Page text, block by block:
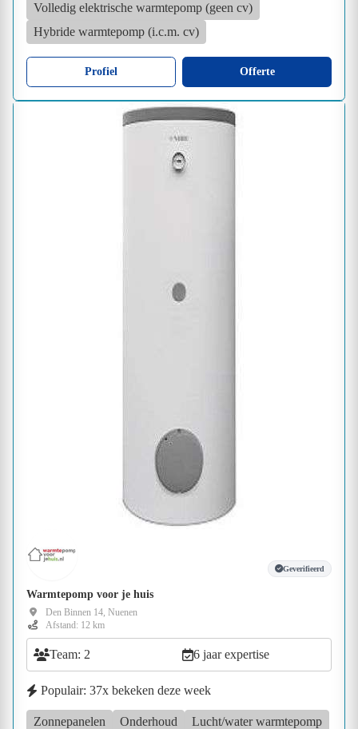
Volledig elektrische warmtepomp (geen cv)
Hybride warmtepomp (i.c.m. cv)
Profiel Offerte
Geverifieerd
Warmtepomp voor je huis
Den Binnen 14, Nuenen
Afstand: 12 km
Team: 2 6 jaar expertise
Populair: 37x bekeken deze week
Zonnepanelen Onderhoud Lucht/water warmtepomp